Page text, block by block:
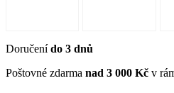
Doručenído 3 dnů
Poštovné zdarma nad 3 000 Kč v